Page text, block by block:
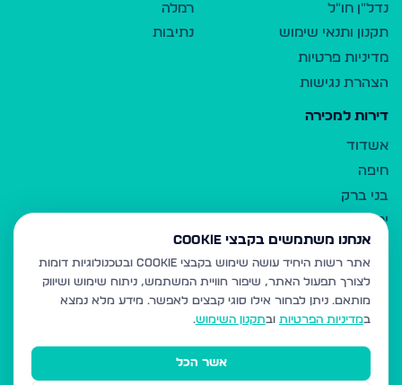
נדל"ן חו"ל
תקנון ותנאי שימוש
מדיניות פרטיות
הצהרת נגישות
רמלה
נתיבות
דירות למכירה
אשדוד
חיפה
בני ברק
ירושלים
אלעד
גבעת זאב
בית שמש
רכסים
מודיעין עילית
אנחנו משתמשים בקבצי Cookie
אתר רשות היחיד עושה שימוש בקבצי Cookie ובטכנולוגיות דומות
לצורך תפעול האתר, שיפור חוויית המשתמש, ניתוח שימוש ושיווק
מותאם. ניתן לבחור אילו סוגי קבצים לאפשר. מידע מלא נמצא
במדיניות הפרטיות ובתקנון השימוש.
אשר הכל